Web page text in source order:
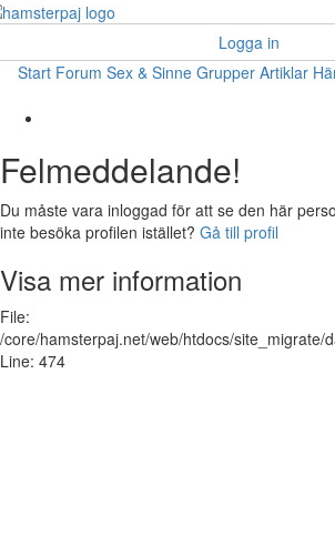
Logga in
Start Forum Sex & Sinne Grupper Artiklar
Felmeddelande!
Du måste vara inloggad för att se den här
inte besöka profilen istället? Gå till profil
Visa mer information
File:
/core/hamsterpaj.net/web/htdocs/
Line: 474